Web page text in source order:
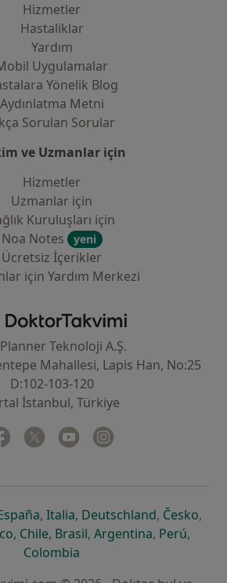
Hizmetler
Hastaliklar
Yardım
Uygulamalar
Yönelik Blog
Aydınlatma Metni
Sorulan Sorular
ve Uzmanlar için
Hizmetler
Uzmanlar için
Kuruluşları için
Noa Notes
yeni
Ücretsiz İçerikler
için Yardım Merkezi
DoktorTakvimi - Ana Sayfa
Teknoloji A.Ş.
Mahallesi, Lapis Han, No:25
D:102-103-120
İstanbul, Türkiye
Facebook
yeni bir sekmede açılır
Twitter
yeni bir sekmede açılır
Youtube
yeni bir sekmede açılır
açılır
bir sekmede açılır
yeni bir sekmede açılır
, Italiayeni bir sekmede açılır
, Deutschlandyeni bir
, Českoyeni
,
sekmede açılır
yeni bir sekmede açılır
, Chileyeni bir sekmede açılır
, Brasilyeni bir sekmede açılır
, Argentinayeni bir
, Perúyeni
,
Colombia